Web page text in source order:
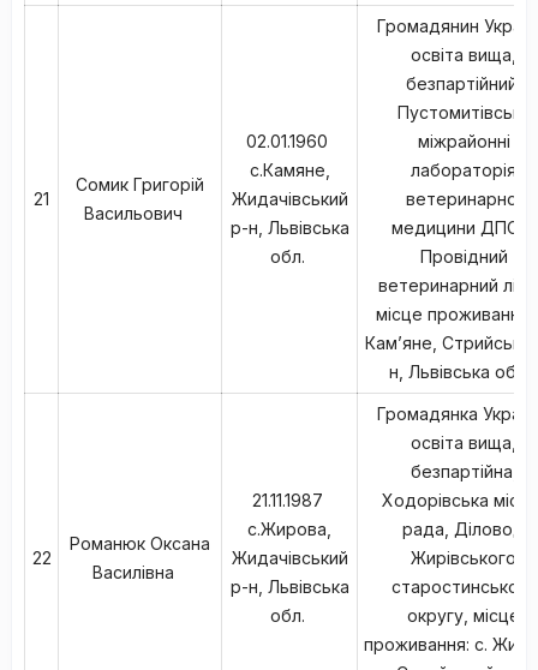
21
Сомик Григорій
Васильович
02.01.1960
с.Камяне,
Жидачівський
р-н, Львівська
обл.
Громадянин
освіта вища,
безпартійний,
Пустомитівська
міжрайонні
лабораторія
ветеринарної
медицини ДПСС,
Провідний
ветеринарний
місце проживання:
Кам’яне,
н, Львівська обл.,
22
Романюк Оксана
Василівна
21.11.1987
с.Жирова,
Жидачівський
р-н, Львівська
обл.
Громадянка
освіта вища,
безпартійна,
Ходорівська
рада, Діловод
Жирівського
старостинського
округу, місце
проживання: с.